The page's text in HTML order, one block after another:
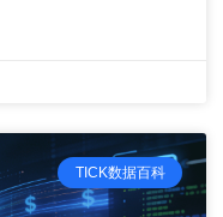
TICK数据百科